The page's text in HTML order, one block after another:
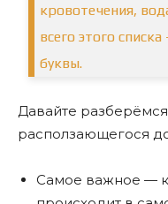
кровотечения,
всего этого
буквы.
Давайте
расползающегося
Самое важное —